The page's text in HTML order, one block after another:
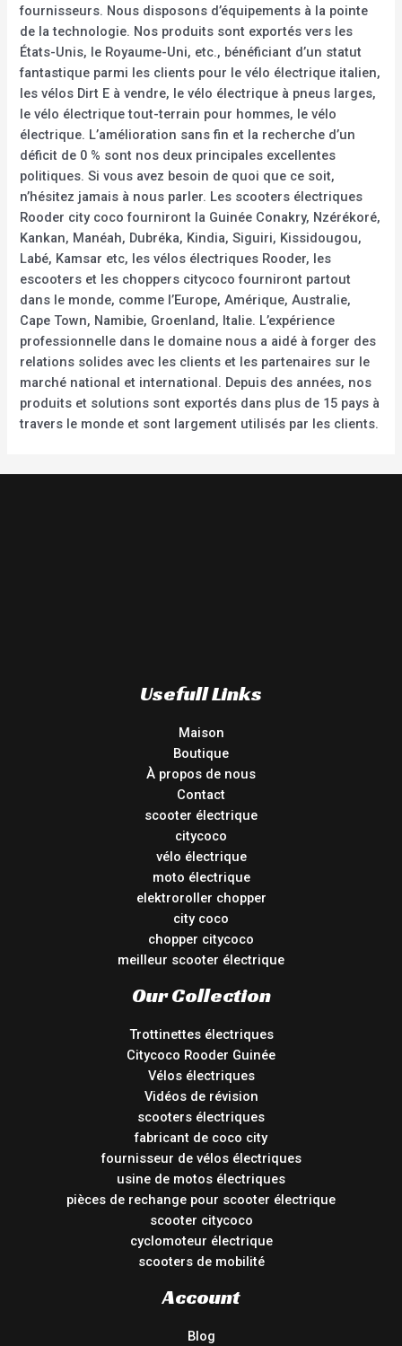
fournisseurs. Nous disposons d’équipements à la pointe
de la technologie. Nos produits sont exportés vers les
États-Unis, le Royaume-Uni, etc., bénéficiant d’un statut
fantastique parmi les clients pour le vélo électrique italien,
les vélos Dirt E à vendre, le vélo électrique à pneus larges,
le vélo électrique tout-terrain pour hommes, le vélo
électrique. L’amélioration sans fin et la recherche d’un
déficit de 0 % sont nos deux principales excellentes
politiques. Si vous avez besoin de quoi que ce soit,
n’hésitez jamais à nous parler. Les scooters électriques
Rooder city coco fourniront la Guinée Conakry, Nzérékoré,
Kankan, Manéah, Dubréka, Kindia, Siguiri, Kissidougou,
Labé, Kamsar etc, les vélos électriques Rooder, les
escooters et les choppers citycoco fourniront partout
dans le monde, comme l’Europe, Amérique, Australie,
Cape Town, Namibie, Groenland, Italie. L’expérience
professionnelle dans le domaine nous a aidé à forger des
relations solides avec les clients et les partenaires sur le
marché national et international. Depuis des années, nos
produits et solutions sont exportés dans plus de 15 pays à
travers le monde et sont largement utilisés par les clients.
Usefull Links
Maison
Boutique
À propos de nous
Contact
scooter électrique
citycoco
vélo électrique
moto électrique
elektroroller chopper
city coco
chopper citycoco
meilleur scooter électrique
Our Collection
Trottinettes électriques
Citycoco Rooder Guinée
Vélos électriques
Vidéos de révision
scooters électriques
fabricant de coco city
fournisseur de vélos électriques
usine de motos électriques
pièces de rechange pour scooter électrique
scooter citycoco
cyclomoteur électrique
scooters de mobilité
Account
Blog